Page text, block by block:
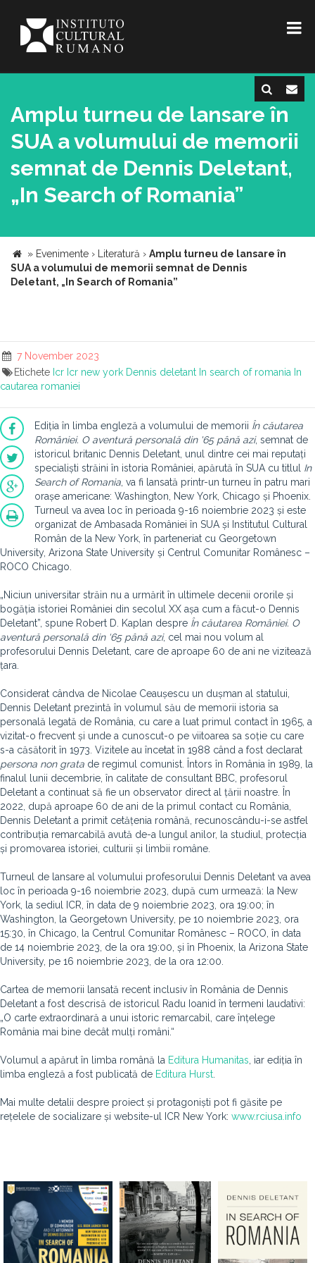
Amplu turneu de lansare în
SUA a volumului de memorii
semnat de Dennis Deletant,
„In Search of Romania”
» Evenimente › Literatură › Amplu turneu de lansare în
SUA a volumului de memorii semnat de Dennis
Deletant, „In Search of Romania”
7 November 2023
Etichete Icr Icr new york Dennis deletant In search of romania In
cautarea romaniei
Ediția în limba engleză a volumului de memorii În căutarea
României. O aventură personală din '65 până azi, semnat de
istoricul britanic Dennis Deletant, unul dintre cei mai reputați
specialiști străini în istoria României, apărută în SUA cu titlul In
Search of Romania , va fi lansată printr-un turneu în patru mari
orașe americane: Washington, New York, Chicago și Phoenix.
Turneul va avea loc în perioada 9-16 noiembrie 2023 și este
organizat de Ambasada României în SUA și Institutul Cultural
Român de la New York, în parteneriat cu Georgetown
University, Arizona State University și Centrul Comunitar Românesc –
ROCO Chicago.
„Niciun universitar străin nu a urmărit în ultimele decenii ororile și
bogăția istoriei României din secolul XX așa cum a făcut-o Dennis
Deletant”, spune Robert D. Kaplan despre În căutarea României. O
aventură personală din ‘65 până azi, cel mai nou volum al
profesorului Dennis Deletant, care de aproape 60 de ani ne vizitează
țara.
Considerat cândva de Nicolae Ceaușescu un dușman al statului,
Dennis Deletant prezintă în volumul său de memorii istoria sa
personală legată de România, cu care a luat primul contact în 1965, a
vizitat-o frecvent și unde a cunoscut-o pe viitoarea sa soție cu care
s-a căsătorit în 1973. Vizitele au încetat în 1988 când a fost declarat
persona non grata de regimul comunist. Întors în România în 1989, la
finalul lunii decembrie, în calitate de consultant BBC, profesorul
Deletant a continuat să fie un observator direct al țării noastre. În
2022, după aproape 60 de ani de la primul contact cu România,
Dennis Deletant a primit cetățenia română, recunoscându-i-se astfel
contribuția remarcabilă avută de-a lungul anilor, la studiul, protecția
și promovarea istoriei, culturii și limbii române.
Turneul de lansare al volumului profesorului Dennis Deletant va avea
loc în perioada 9-16 noiembrie 2023, după cum urmează: la New
York, la sediul ICR, în data de 9 noiembrie 2023, ora 19:00; în
Washington, la Georgetown University, pe 10 noiembrie 2023, ora
15:30, în Chicago, la Centrul Comunitar Românesc – ROCO, în data
de 14 noiembrie 2023, de la ora 19:00, și în Phoenix, la Arizona State
University, pe 16 noiembrie 2023, de la ora 12:00.
Cartea de memorii lansată recent inclusiv în România de Dennis
Deletant a fost descrisă de istoricul Radu Ioanid în termeni laudativi:
„O carte extraordinară a unui istoric remarcabil, care înțelege
România mai bine decât mulți români.“
Volumul a apărut în limba română la Editura Humanitas , iar ediția în
limba engleză a fost publicată de Editura Hurst
Mai multe detalii despre proiect și protagoniști pot fi găsite pe
rețelele de socializare și website-ul ICR New York: www.rciusa.info